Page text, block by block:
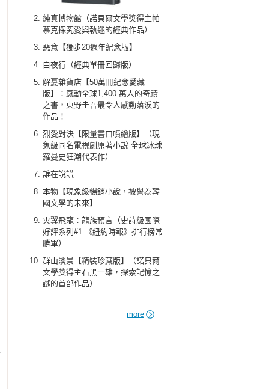
純真博物館（諾貝爾文學獎得主帕
慕克探究愛與執迷的經典作品）
惡意【獨步20週年紀念版】
白夜行（經典單冊回歸版）
解憂雜貨店【50萬冊紀念愛藏
版】：感動全球1,400 萬人的奇蹟
之書，東野圭吾最令人感動落淚的
作品！
烈愛對決【限量書口噴繪版】（現
象級同名電視劇原著小說 全球冰球
羅曼史狂潮代表作）
誰在說謊
本物【現象級暢銷小說，被譽為韓
國文學的未來】
火翼飛龍：龍族預言（史詩級國際
好評系列#1 《紐約時報》排行榜常
勝軍）
群山淡景【精裝珍藏版】（諾貝爾
文學獎得主石黑一雄，探索記憶之
謎的首部作品）
more